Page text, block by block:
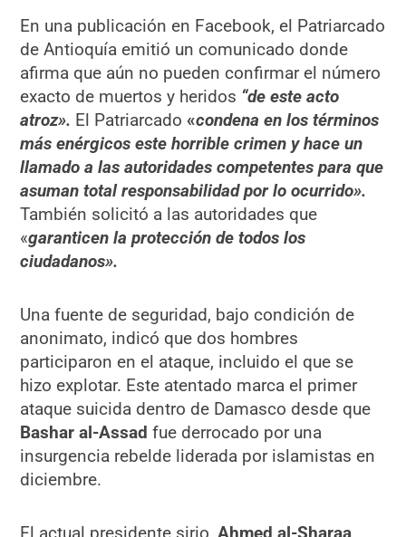
En una publicación en Facebook, el Patriarcado
de Antioquía emitió un comunicado donde
afirma que aún no pueden confirmar el número
exacto de muertos y heridos “de este acto
atroz». El Patriarcado «condena en los términos
más enérgicos este horrible crimen y hace un
llamado a las autoridades competentes para que
asuman total responsabilidad por lo ocurrido».
También solicitó a las autoridades que
«garanticen la protección de todos los
ciudadanos».
Una fuente de seguridad, bajo condición de
anonimato, indicó que dos hombres
participaron en el ataque, incluido el que se
hizo explotar. Este atentado marca el primer
ataque suicida dentro de Damasco desde que
Bashar al-Assad fue derrocado por una
insurgencia rebelde liderada por islamistas en
diciembre.